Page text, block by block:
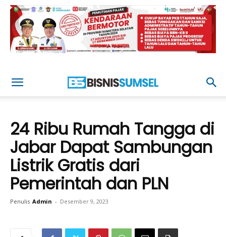
24 Ribu Rumah Tangga di
Jabar Dapat Sambungan
Listrik Gratis dari
Pemerintah dan PLN
Penulis Admin - Desember 9, 2023